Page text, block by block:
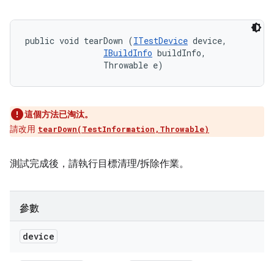
public void tearDown (ITestDevice device,
IBuildInfo buildInfo,
                Throwable e)
這個方法已淘汰。
請改用 tearDown(TestInformation,Throwable)
測試完成後，請執行目標清理/拆除作業。
參數
device